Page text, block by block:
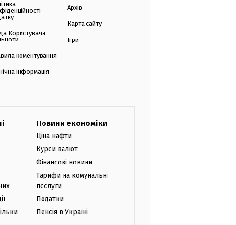
Користувача
коментування
інформація
Архів
Карта сайту
Ігри
Новини економіки
Ціна нафти
Курси валют
Фінансові новини
Тарифи на комунальні
послуги
Податки
Пенсія в Україні